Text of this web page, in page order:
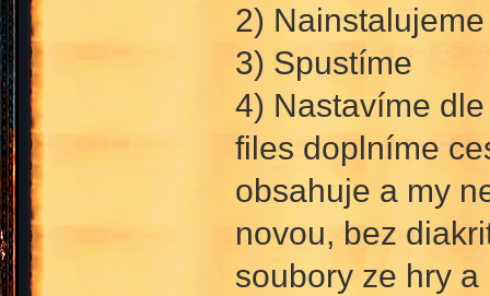
2) Nainstalujeme
3) Spustíme
4) Nastavíme
files doplníme
obsahuje a my
novou, bez
soubory ze hry